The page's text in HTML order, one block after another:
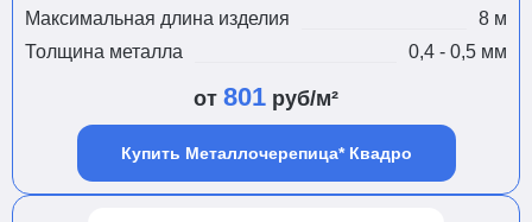
Максимальная длина изделия
8 м
Толщина металла
0,4 - 0,5 мм
от 801 руб/м²
Купить Металлочерепица* Квадро